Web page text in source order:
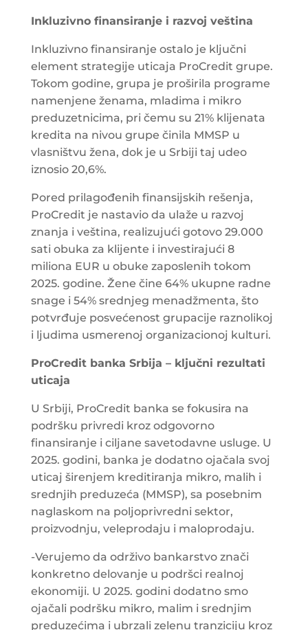
Inkluzivno finansiranje i razvoj veština
Inkluzivno finansiranje ostalo je ključni
element strategije uticaja ProCredit grupe.
Tokom godine, grupa je proširila programe
namenjene ženama, mladima i mikro
preduzetnicima, pri čemu su 21% klijenata
kredita na nivou grupe činila MMSP u
vlasništvu žena, dok je u Srbiji taj udeo
iznosio 20,6%.
Pored prilagođenih finansijskih rešenja,
ProCredit je nastavio da ulaže u razvoj
znanja i veština, realizujući gotovo 29.000
sati obuka za klijente i investirajući 8
miliona EUR u obuke zaposlenih tokom
2025. godine. Žene čine 64% ukupne radne
snage i 54% srednjeg menadžmenta, što
potvrđuje posvećenost grupacije raznolikoj
i ljudima usmerenoj organizacionoj kulturi.
ProCredit banka Srbija – ključni rezultati
uticaja
U Srbiji, ProCredit banka se fokusira na
podršku privredi kroz odgovorno
finansiranje i ciljane savetodavne usluge. U
2025. godini, banka je dodatno ojačala svoj
uticaj širenjem kreditiranja mikro, malih i
srednjih preduzeća (MMSP), sa posebnim
naglaskom na poljoprivredni sektor,
proizvodnju, veleprodaju i maloprodaju.
-Verujemo da održivo bankarstvo znači
konkretno delovanje u podršci realnoj
ekonomiji. U 2025. godini dodatno smo
ojačali podršku mikro, malim i srednjim
preduzećima i ubrzali zelenu tranziciju kroz